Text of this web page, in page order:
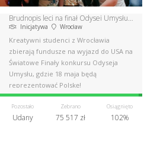
Brudnopis leci na finał Odysei Umysłu do USA!
Inicjatywa Wrocław
Kreatywni studenci z Wrocławia
zbierają fundusze na wyjazd do USA na
Światowe Finały konkursu Odyseja
Umysłu, gdzie 18 maja będą
reprezentować Polskę!
Pozostało
Udany
Zebrano
75 517 zł
Osiągnięto
102%